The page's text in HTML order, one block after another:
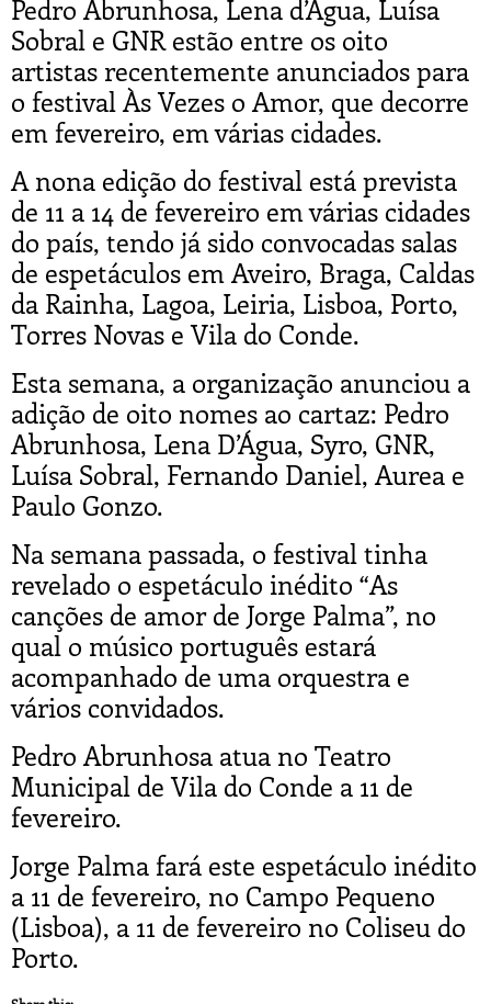
Pedro Abrunhosa, Lena d’Água, Luísa
Sobral e GNR estão entre os oito
artistas recentemente anunciados para
o festival Às Vezes o Amor, que decorre
em fevereiro, em várias cidades.
A nona edição do festival está prevista
de 11 a 14 de fevereiro em várias cidades
do país, tendo já sido convocadas salas
de espetáculos em Aveiro, Braga, Caldas
da Rainha, Lagoa, Leiria, Lisboa, Porto,
Torres Novas e Vila do Conde.
Esta semana, a organização anunciou a
adição de oito nomes ao cartaz: Pedro
Abrunhosa, Lena D’Água, Syro, GNR,
Luísa Sobral, Fernando Daniel, Aurea e
Paulo Gonzo.
Na semana passada, o festival tinha
revelado o espetáculo inédito “As
canções de amor de Jorge Palma”, no
qual o músico português estará
acompanhado de uma orquestra e
vários convidados.
Pedro Abrunhosa atua no Teatro
Municipal de Vila do Conde a 11 de
fevereiro.
Jorge Palma fará este espetáculo inédito
a 11 de fevereiro, no Campo Pequeno
(Lisboa), a 11 de fevereiro no Coliseu do
Porto.